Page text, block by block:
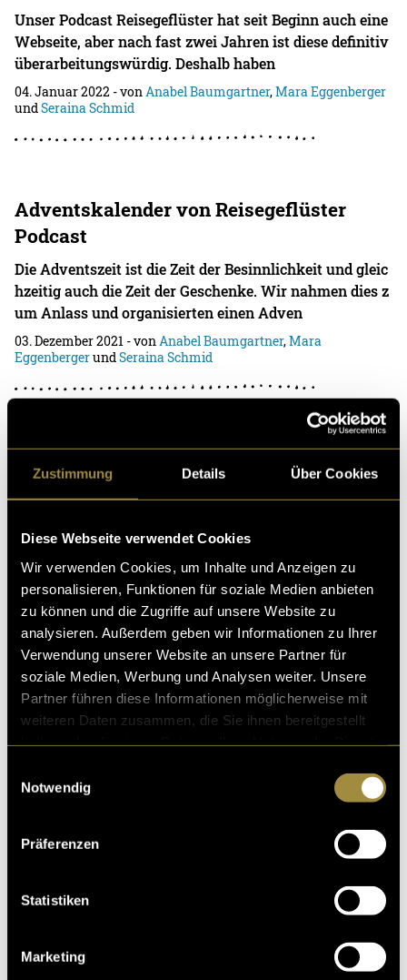
Zustimmung Details Über Cookies
Diese Webseite verwendet Cookies
Wir verwenden Cookies, um Inhalte und Anzeigen zu
personalisieren, Funktionen für soziale Medien anbieten
zu können und die Zugriffe auf unsere Website zu
analysieren. Außerdem geben wir Informationen zu Ihrer
Verwendung unserer Website an unsere Partner für
soziale Medien, Werbung und Analysen weiter. Unsere
Partner führen diese Informationen möglicherweise mit
weiteren Daten zusammen, die Sie ihnen bereitgestellt
Notwendig
Präferenzen
Statistiken
Marketing
Unser Podcast Reisegeflüster hat seit Beginn auch eine
Webseite, aber nach fast zwei Jahren ist diese definitiv
überarbeitungswürdig. Deshalb haben
04. Januar 2022 - vonAnabel Baumgartner,Mara Eggenberger
undSeraina Schmid
Adventskalender von Reisegeflüster
Podcast
Die Adventszeit ist die Zeit der Besinnlichkeit und gleic
hzeitig auch die Zeit der Geschenke. Wir nahmen dies z
um Anlass und organisierten einen Adven
03. Dezember 2021 - vonAnabel Baumgartner,Mara
EggenbergerundSeraina Schmid
dazu gezwungen, auf soziale Kontakte zu ver
05. November 2021- vonMara Eggenberger
Virtus Moralis
“Ich fühle mich schuldig.” Ein Satz, den man selten einf
ach mal so sagt. Oft ist er mit einem schweren Vergehe
n oder Schicksalsschlag verbunden.
,Anabel
Baumgartner
Reisegeflüster 3.0 – Podcastreichweite
Einen Podcast zu produzieren ist ja schön und gut, aber
wie erreicht man eigentlich mehr Zuhörer:innen? Diese